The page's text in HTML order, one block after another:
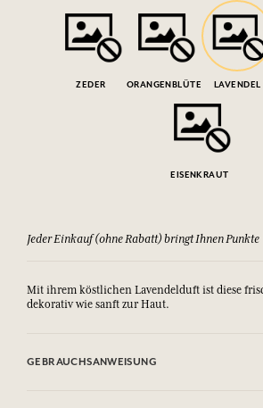
ZEDER ORANGENBLÜTE LAVENDEL
EISENKRAUT
Jeder Einkauf (ohne Rabatt) bringt Ihnen Punkte
Mit ihrem köstlichen Lavendelduft ist diese
dekorativ wie sanft zur Haut.
GEBRAUCHSANWEISUNG